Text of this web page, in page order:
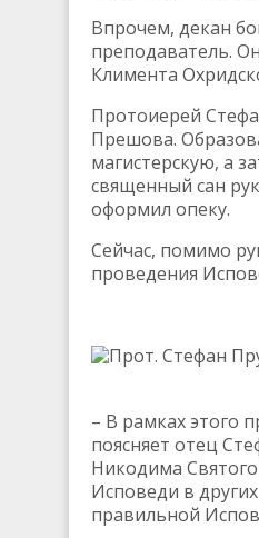
Впрочем, декан
преподаватель.
Климента
Протоиерей
Прешова.
магистерскую, а
священный сан
оформил опеку.
Сейчас, помимо
проведения
Прот. Стефан
– В рамках этого
поясняет отец
Никодима
Исповеди в
правильной